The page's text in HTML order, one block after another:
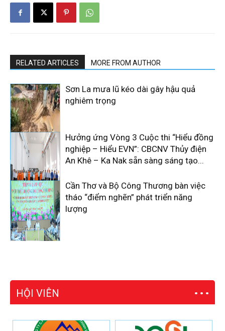
RELATED ARTICLES MORE FROM AUTHOR
Sơn La mưa lũ kéo dài gây hậu quả
nghiêm trọng
Hưởng ứng Vòng 3 Cuộc thi “Hiểu đồng
nghiệp – Hiểu EVN”: CBCNV Thủy điện
An Khê – Ka Nak sẵn sàng sáng tạo...
Cần Thơ và Bộ Công Thương bàn việc
tháo “điểm nghẽn” phát triển năng
lượng
HỘI VIÊN